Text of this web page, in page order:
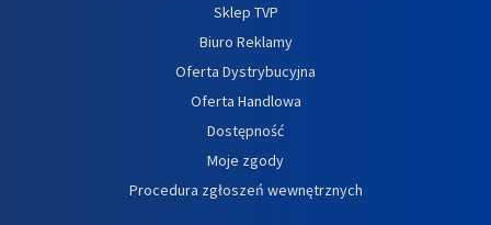
Sklep TVP
Biuro Reklamy
Oferta Dystrybucyjna
Oferta Handlowa
Dostępność
Moje zgody
Procedura zgłoszeń wewnętrznych